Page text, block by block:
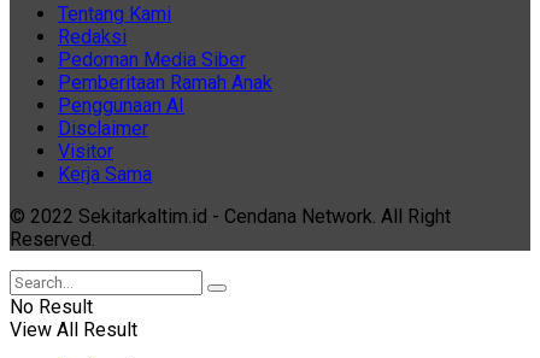
Tentang Kami
Redaksi
Pedoman Media Siber
Pemberitaan Ramah Anak
Penggunaan AI
Disclaimer
Visitor
Kerja Sama
© 2022 Sekitarkaltim.id - Cendana Network. All Right
Reserved.
No Result
View All Result